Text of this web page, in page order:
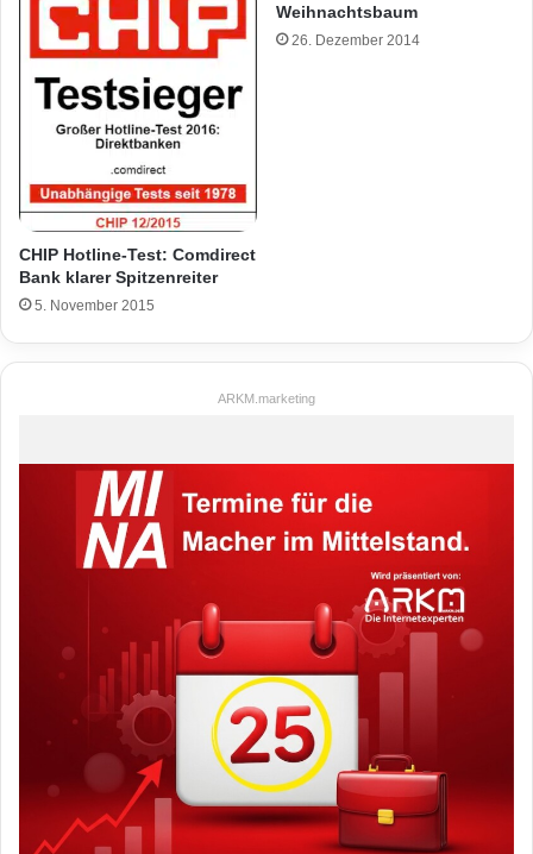
CHIP Hotline-Test: Comdirect
Bank klarer Spitzenreiter
5. November 2015
Weihnachtsbaum
26. Dezember 2014
ARKM.marketing